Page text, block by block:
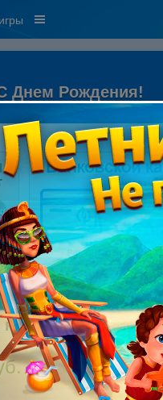
Днем Рождения!
через